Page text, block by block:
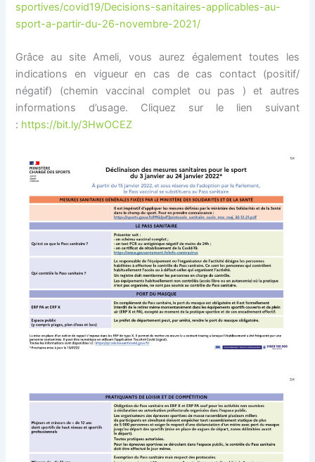
sportives/covid19/Decisions-sanitaires-applicables-au-
sport-a-partir-du-26-novembre-2021/
Grâce au site Ameli, vous aurez également toutes les
indications en vigueur en cas de cas contact (positif/
négatif) (chemin vaccinal complet ou pas ) et autres
informations d’usage. Cliquez sur le lien suivant
: https://bit.ly/3HwOCEZ